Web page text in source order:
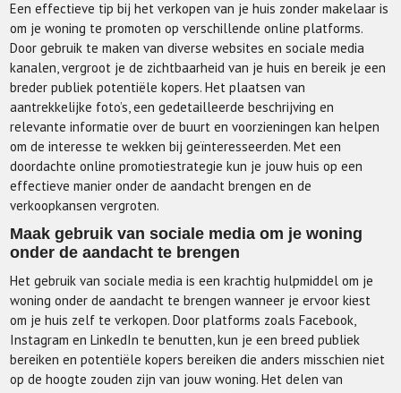
Een effectieve tip bij het verkopen van je huis zonder makelaar is
om je woning te promoten op verschillende online platforms.
Door gebruik te maken van diverse websites en sociale media
kanalen, vergroot je de zichtbaarheid van je huis en bereik je een
breder publiek potentiële kopers. Het plaatsen van
aantrekkelijke foto’s, een gedetailleerde beschrijving en
relevante informatie over de buurt en voorzieningen kan helpen
om de interesse te wekken bij geïnteresseerden. Met een
doordachte online promotiestrategie kun je jouw huis op een
effectieve manier onder de aandacht brengen en de
verkoopkansen vergroten.
Maak gebruik van sociale media om je woning
onder de aandacht te brengen
Het gebruik van sociale media is een krachtig hulpmiddel om je
woning onder de aandacht te brengen wanneer je ervoor kiest
om je huis zelf te verkopen. Door platforms zoals Facebook,
Instagram en LinkedIn te benutten, kun je een breed publiek
bereiken en potentiële kopers bereiken die anders misschien niet
op de hoogte zouden zijn van jouw woning. Het delen van